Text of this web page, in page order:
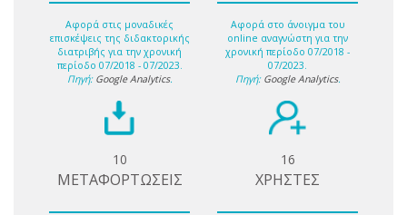
Αφορά στις μοναδικές
επισκέψεις της διδακτορικής
διατριβής για την χρονική
περίοδο 07/2018 - 07/2023.
Πηγή: Google Analytics.
Αφορά στο άνοιγμα του
online αναγνώστη για την
χρονική περίοδο 07/2018 -
07/2023.
Πηγή: Google Analytics.
10
ΜΕΤΑΦΟΡΤΩΣΕΙΣ
16
ΧΡΗΣΤΕΣ